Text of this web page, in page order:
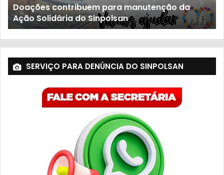
23 de novembro de 2021
População sofre com descaso do governo
SERVIÇO PARA DENÚNCIA DO SINPOLSAN